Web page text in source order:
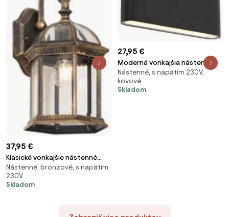
37,95 €
Klasické vonkajšie nástenné
svietidlo antické zlato IP44 -
Glasgow
Nástenné, bronzové, s napätím
230V
Skladom
27,95 €
Moderná vonkajšia nástenná
lampa čierna 17,5 cm vrátane
LED IP65 - Batt
Nástenné, s napätím 230V,
kovové
Skladom